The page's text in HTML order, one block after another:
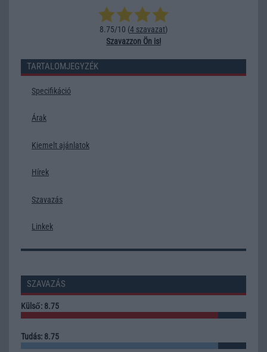
8.75/10 (4 szavazat)
Szavazzon Ön is!
TARTALOMJEGYZÉK
Specifikáció
Árak
Kiemelt ajánlatok
Hírek
Szavazás
Linkek
SZAVAZÁS
Külső: 8.75
Tudás: 8.75